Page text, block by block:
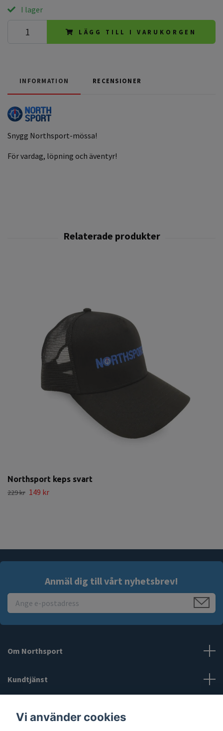
I lager
LÄGG TILL I VARUKORGEN
INFORMATION RECENSIONER
Snygg Northsport-mössa!
För vardag, löpning och äventyr!
Northsport keps svart
229 kr 149 kr
Anmäl dig till vårt nyhetsbrev!
Om Northsport
Kundtjänst
Vi använder cookies